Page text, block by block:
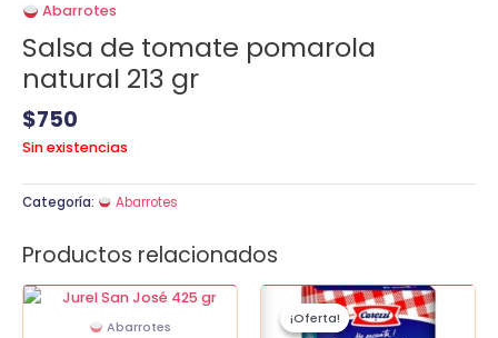
Abarrotes
Salsa de tomate pomarola
natural 213 gr
$750
Sin existencias
Categoría: Abarrotes
Productos relacionados
Abarrotes
Jurel
¡Oferta!
¡Oferta!
El
precio
original
El
precio
actual
Lasaña
precocida